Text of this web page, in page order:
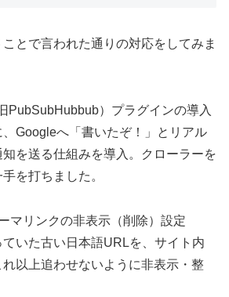
とで言われた通りの対応をしてみま
PubSubHubbub）プラグインの導入
Googleへ「書いたぞ！」とリアル
を送る仕組みを導入。クローラーを
を打ちました。
マリンクの非表示（削除）設定
いた古い日本語URLを、サイト内
以上追わせないように非表示・整